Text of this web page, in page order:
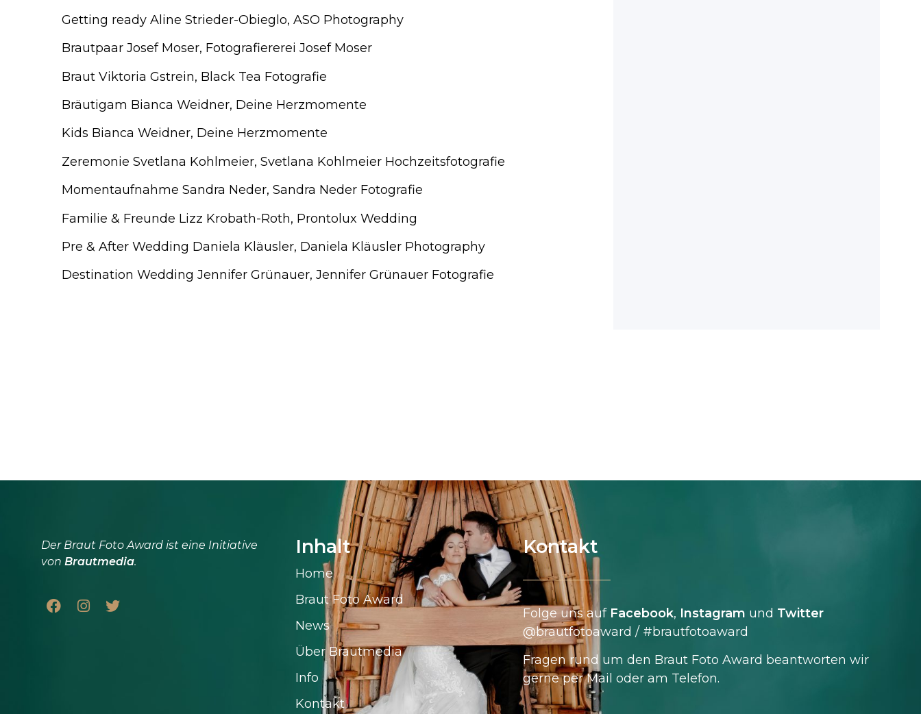
Getting ready Aline Strieder-Obieglo, ASO Photography
Brautpaar Josef Moser, Fotografiererei Josef Moser
Braut Viktoria Gstrein, Black Tea Fotografie
Bräutigam Bianca Weidner, Deine Herzmomente
Kids Bianca Weidner, Deine Herzmomente
Zeremonie Svetlana Kohlmeier, Svetlana Kohlmeier Hochzeitsfotografie
Momentaufnahme Sandra Neder, Sandra Neder Fotografie
Familie & Freunde Lizz Krobath-Roth, Prontolux Wedding
Pre & After Wedding Daniela Kläusler, Daniela Kläusler Photography
Destination Wedding Jennifer Grünauer, Jennifer Grünauer Fotografie
Der Braut Foto Award ist eine Initiative
von Brautmedia.
Inhalt
Home
Braut Foto Award
News
Über Brautmedia
Info
Kontakt
Kontakt
Folge uns auf Facebook, Instagram und Twitter
@brautfotoaward / #brautfotoaward
Fragen rund um den Braut Foto Award beantworten wir
gerne per Mail oder am Telefon.